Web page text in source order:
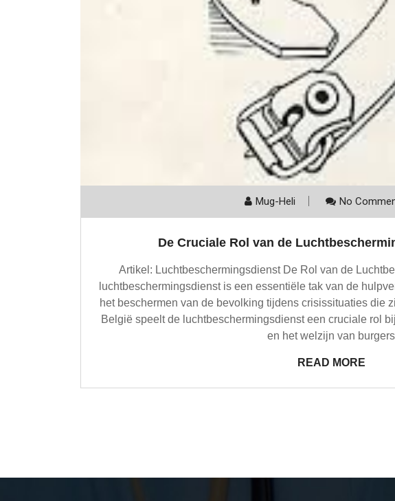
Mug-Heli No
De Cruciale Rol van de
Artikel: Luchtbeschermingsdienst De Rol van de
luchtbeschermingsdienst is een essentiële tak van de
het beschermen van de bevolking tijdens crisissituaties die
België speelt de luchtbeschermingsdienst een cruciale rol
en het welzijn van burgers
READ MORE